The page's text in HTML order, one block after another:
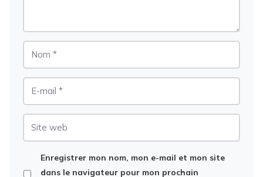
Enregistrer mon nom, mon e-mail et mon site
dans le navigateur pour mon prochain